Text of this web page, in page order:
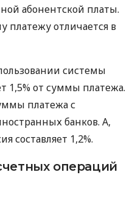
абонентской платы.
платежу отличается в
системы
1,5% от суммы платежа.
платежа с
банков. А,
составляет 1,2%.
операций